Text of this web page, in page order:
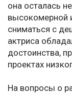
она осталась
высокомерной
сниматься с
актриса
достоинства,
проектах
На вопросы о